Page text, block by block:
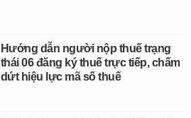
Hướng dẫn người nộp thuế trạng
thái 06 đăng ký thuế trực tiếp, chấm
dứt hiệu lực mã số thuế